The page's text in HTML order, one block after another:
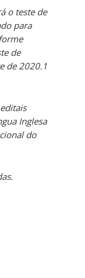
o teste de
para
de
de 2020.1
Inglesa
do